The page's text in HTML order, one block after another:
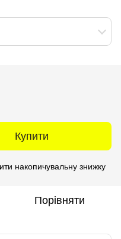
Купити
накопичувальну знижку
Порівняти